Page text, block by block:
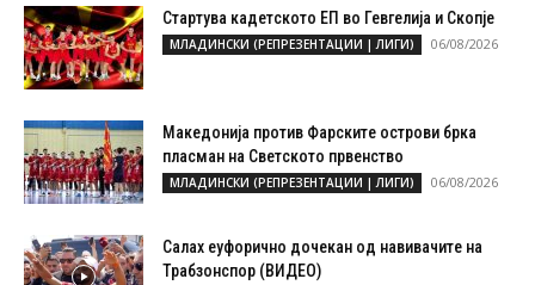
Стартува кадетското ЕП во Гевгелија и Скопје
МЛАДИНСКИ (РЕПРЕЗЕНТАЦИИ | ЛИГИ) 06/08/2026
Македонија против Фарските острови брка
пласман на Светското првенство
МЛАДИНСКИ (РЕПРЕЗЕНТАЦИИ | ЛИГИ) 06/08/2026
Салах еуфорично дочекан од навивачите на
Трабзонспор (ВИДЕО)